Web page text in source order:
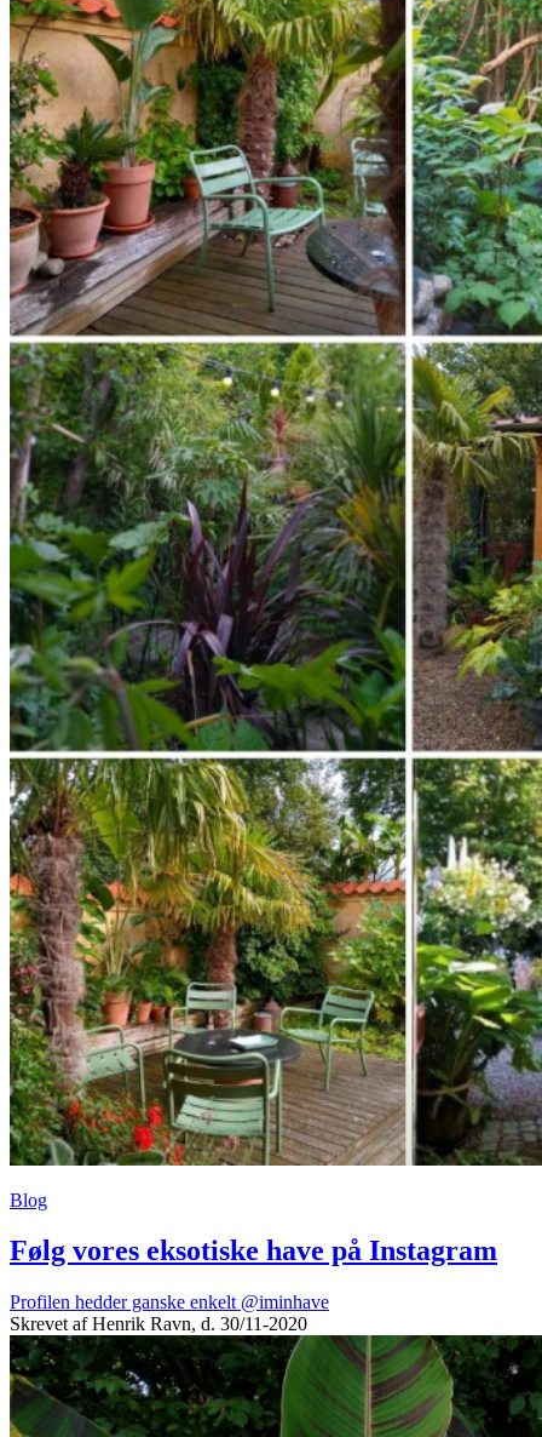
Blog
Følg vores eksotiske have på Instagram
Profilen hedder ganske enkelt @iminhave
Skrevet af Henrik Ravn, d. 30/11-2020